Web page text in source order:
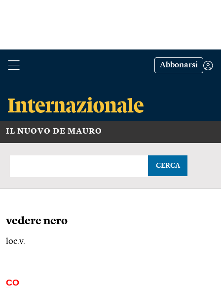
Abbonarsi
IL NUOVO DE MAURO
CERCA
vedere nero
loc.v.
CO